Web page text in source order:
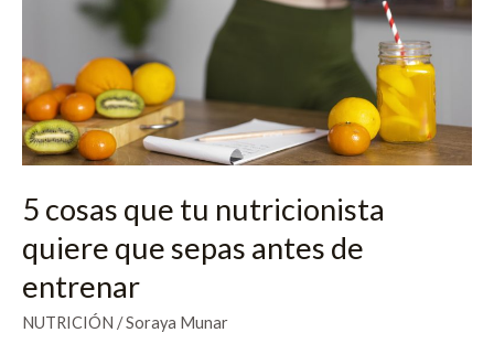
5 cosas que tu nutricionista
quiere que sepas antes de
entrenar
NUTRICIÓN /Soraya Munar
sepas
antes
de
entrenar